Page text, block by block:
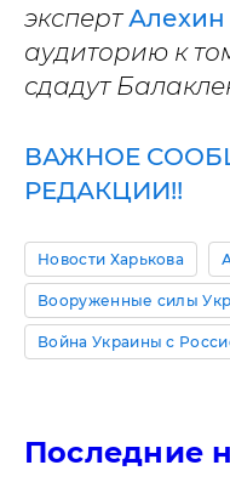
экспертАлехин
аудиторию к
сдадут
ВАЖНОЕ
РЕДАКЦИИ!!
Новости Харькова
Вооруженные силы
Война Украины с
Последние